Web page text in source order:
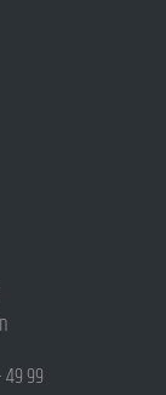
49 99